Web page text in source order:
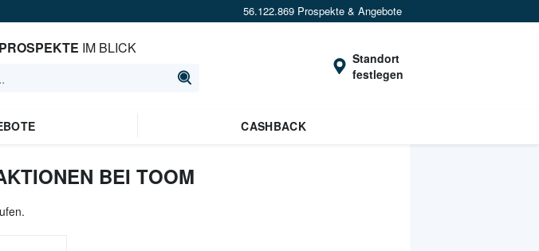
56.122.869 Prospekte & Angebote
PROSPEKTE IM BLICK
Standort
festlegen
CASHBACK
BEI TOOM